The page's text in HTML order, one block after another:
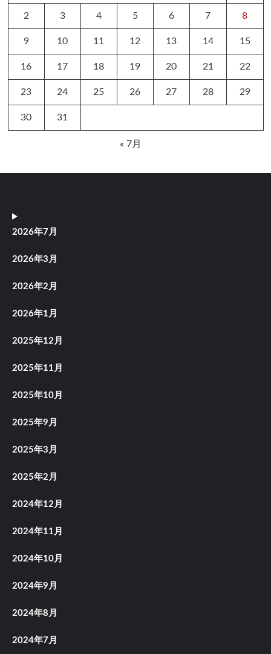
2 3 4 5 6 7 8
9 10 11 12 13 14 15
16 17 18 19 20 21 22
23 24 25 26 27 28 29
30 31
« 7月
2026年7月
2026年3月
2026年2月
2026年1月
2025年12月
2025年11月
2025年10月
2025年9月
2025年3月
2025年2月
2024年12月
2024年11月
2024年10月
2024年9月
2024年8月
2024年7月